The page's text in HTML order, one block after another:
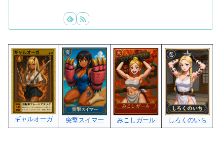
ギャルオーガ 突撃スイマー みこしガール しろくのいち